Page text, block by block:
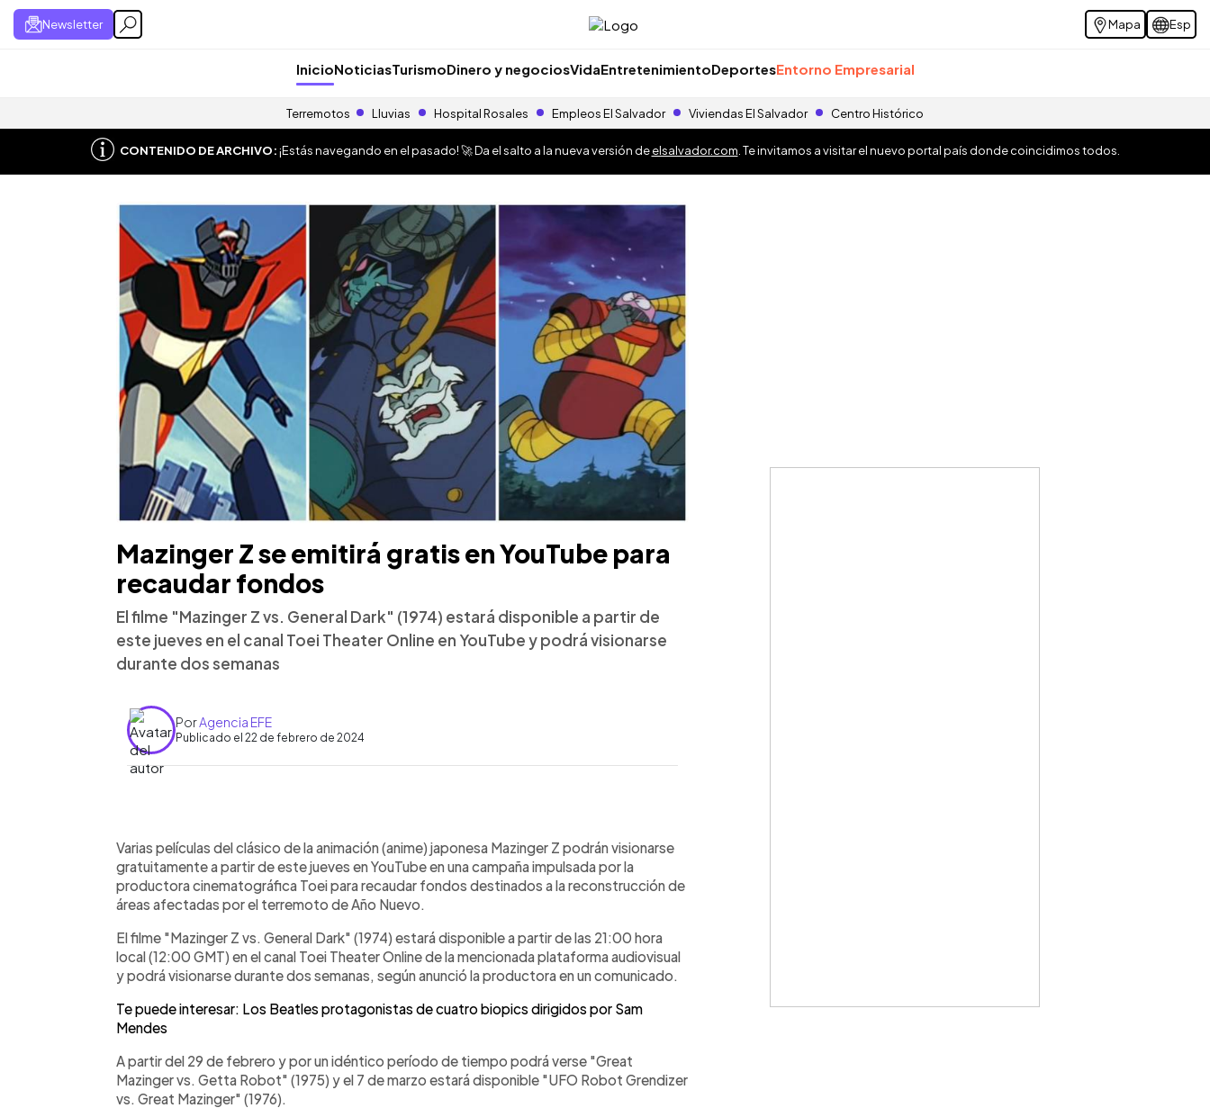
Newsletter Mapa Esp
InicioNoticiasTurismoDinero y negociosVidaEntretenimientoDeportesEntorno Empresarial
Terremotos Lluvias Hospital Rosales Empleos El Salvador Viviendas El Salvador Centro Histórico
CONTENIDO DE ARCHIVO:¡Estás navegando en el pasado! 🚀 Da el salto a la nueva versión deelsalvador.com . Te invitamos a visitar el nuevo portal país donde coincidimos todos.
Mazinger Z se emitirá gratis en YouTube para
recaudar fondos
El filme "Mazinger Z vs. General Dark" (1974) estará disponible a partir de
este jueves en el canal Toei Theater Online en YouTube y podrá visionarse
durante dos semanas
PorAgencia EFE
Publicado el 22 de febrero de 2024
► Escuchar artículo
Varias películas del clásico de la animación (anime) japonesa Mazinger Z podrán visionarse
gratuitamente a partir de este jueves en YouTube en una campaña impulsada por la
productora cinematográfica Toei para recaudar fondos destinados a la reconstrucción de
áreas afectadas por el terremoto de Año Nuevo.
El filme "Mazinger Z vs. General Dark" (1974) estará disponible a partir de las 21:00 hora
local (12:00 GMT) en el canal Toei Theater Online de la mencionada plataforma audiovisual
y podrá visionarse durante dos semanas, según anunció la productora en un comunicado.
Te puede interesar: Los Beatles protagonistas de cuatro biopics dirigidos por Sam
Mendes
A partir del 29 de febrero y por un idéntico período de tiempo podrá verse "Great
Mazinger vs. Getta Robot" (1975) y el 7 de marzo estará disponible "UFO Robot Grendizer
vs. Great Mazinger" (1976).